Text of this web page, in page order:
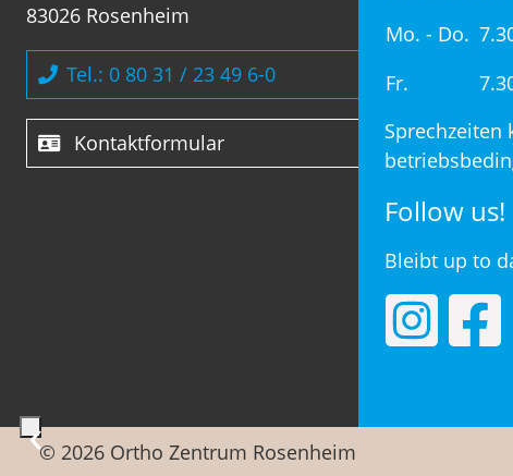
83026 Rosenheim
Tel.: 0 80 31 / 23 49 6-0
Kontaktformular
Mo. - Do.
Fr.
Sprechzeiten
Follow us!
Bleibt up to
‹© 2026 Ortho Zentrum Rosenheim